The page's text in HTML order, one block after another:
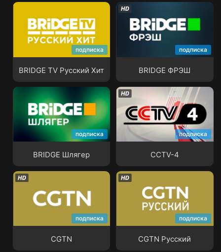
подписка
BRIDGE TV Русский Хит
BRIDGE TV Русский Хит
подписка
BRIDGE ФРЭШ
подписка
BRIDGE Шлягер
BRIDGE Шлягер
подписка
CCTV-4
CCTV-4
подписка
CGTN
подписка
CGTN Русский